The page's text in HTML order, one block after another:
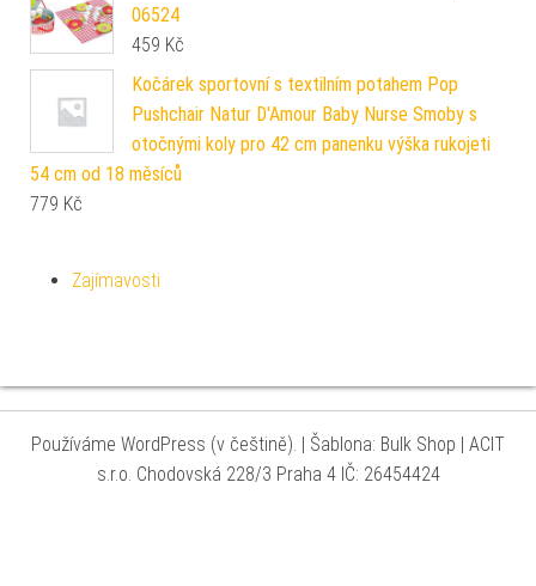
06524
459 Kč
Kočárek sportovní s textilním potahem Pop
Pushchair Natur D'Amour Baby Nurse Smoby s
otočnými koly pro 42 cm panenku výška rukojeti
54 cm od 18 měsíců
779 Kč
Zajímavosti
Používáme WordPress (v češtině). | Šablona: Bulk Shop | ACIT
s.r.o. Chodovská 228/3 Praha 4 IČ: 26454424